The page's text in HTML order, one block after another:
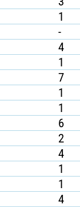
1
-
4
1
7
1
1
6
2
4
1
1
4